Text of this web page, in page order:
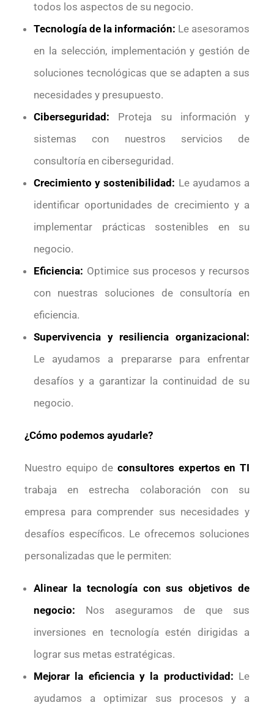
todos los aspectos de su negocio.
Tecnología de la información: Le asesoramos
en la selección, implementación y gestión de
soluciones tecnológicas que se adapten a sus
necesidades y presupuesto.
Ciberseguridad: Proteja su información y
sistemas con nuestros servicios de
consultoría en ciberseguridad.
Crecimiento y sostenibilidad: Le ayudamos a
identificar oportunidades de crecimiento y a
implementar prácticas sostenibles en su
negocio.
Eficiencia: Optimice sus procesos y recursos
con nuestras soluciones de consultoría en
eficiencia.
Supervivencia y resiliencia organizacional:
Le ayudamos a prepararse para enfrentar
desafíos y a garantizar la continuidad de su
negocio.
¿Cómo podemos ayudarle?
Nuestro equipo de consultores expertos en TI
trabaja en estrecha colaboración con su
empresa para comprender sus necesidades y
desafíos específicos. Le ofrecemos soluciones
personalizadas que le permiten:
Alinear la tecnología con sus objetivos de
negocio: Nos aseguramos de que sus
inversiones en tecnología estén dirigidas a
lograr sus metas estratégicas.
Mejorar la eficiencia y la productividad: Le
ayudamos a optimizar sus procesos y a